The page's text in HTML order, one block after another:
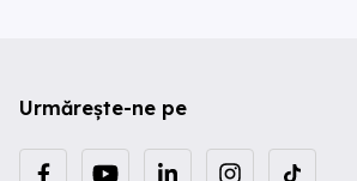
Urmărește-ne pe